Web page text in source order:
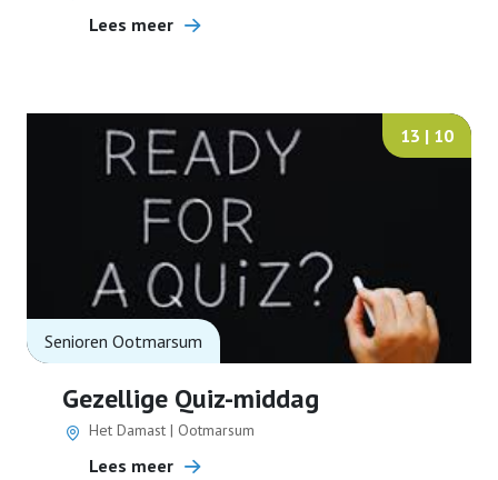
Lees meer
13 | 10
Senioren Ootmarsum
Gezellige Quiz-middag
Het Damast | Ootmarsum
Lees meer